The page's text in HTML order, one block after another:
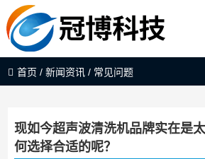
首页 /新闻资讯 / 常见问题
现如今超声波清洗机品牌实在是
何选择合适的呢？